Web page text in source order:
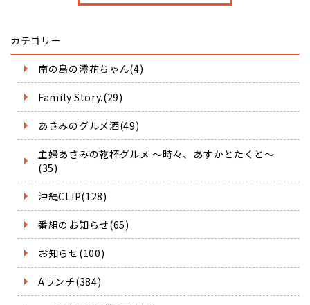
カテゴリー
南の島の澪花ちゃん(4)
Family Story.(29)
あさみのグルメ酒(49)
主婦あさみの乾杯グルメ ～時々、あすかとたくと～
(35)
沖縄CLIP(128)
番組のお知らせ(65)
お知らせ(100)
Aランチ(384)